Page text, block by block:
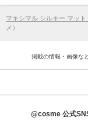
マキシマル シルキー マット
メ）
掲載の情報・画像な
@cosme 公式